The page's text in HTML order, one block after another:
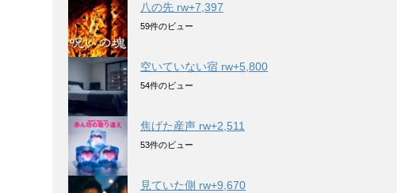
八の先 rw+7,397
59件のビュー
空いていない宿 rw+5,800
54件のビュー
焦げた産声 rw+2,511
53件のビュー
見ていた側 rw+9,670